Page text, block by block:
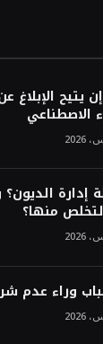
يتيح الإبلاغ
الاصطناعي
إدارة
منها؟